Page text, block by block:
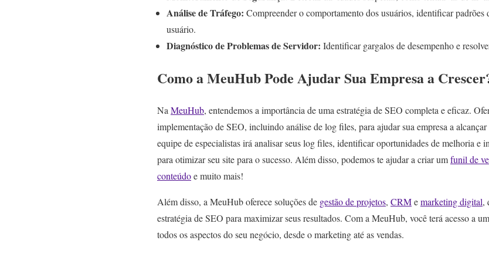
Análise de Tráfego: Compreender o comportamento dos usuários, identificar padrões
usuário.
Diagnóstico de Problemas de Servidor: Identificar gargalos de desempenho e
Como a MeuHub Pode Ajudar Sua Empresa a
Na MeuHub, entendemos a importância de uma estratégia de SEO completa e eficaz.
implementação de SEO, incluindo análise de log files, para ajudar sua empresa a
equipe de especialistas irá analisar seus log files, identificar oportunidades de melhoria e
para otimizar seu site para o sucesso. Além disso, podemos te ajudar a criar umfunil de
conteúdoe muito mais!
Além disso, a MeuHub oferece soluções de gestão de projetos, CRMemarketing digital,
estratégia de SEO para maximizar seus resultados. Com a MeuHub, você terá acesso a
todos os aspectos do seu negócio, desde o marketing até as vendas.